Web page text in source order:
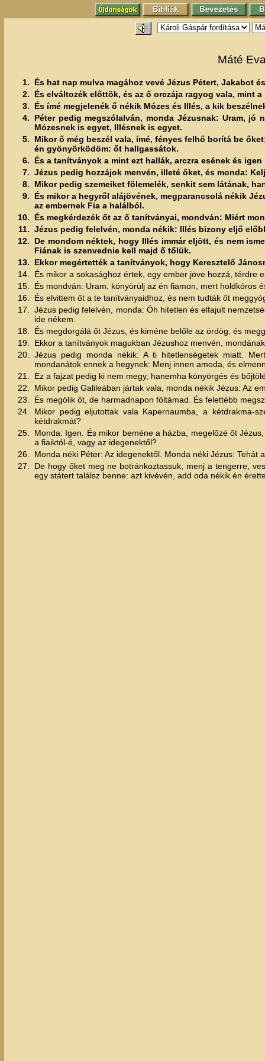
Máté
1.
És hat nap mulva magához vevé Jézus Pétert, Jakabot
2.
És elváltozék előttök, és az ő orczája ragyog vala, mint
3.
És ímé megjelenék ő nékik Mózes és Illés, a kik
4.
Péter pedig megszólalván, monda Jézusnak: Uram,
Mózesnek is egyet, Illésnek is egyet.
5.
Mikor ő még beszél vala, ímé, fényes felhő borítá be
én gyönyörködöm: őt hallgassátok.
6.
És a tanítványok a mint ezt hallák, arczra esének és igen
7. Jézus pedig hozzájok menvén, illeté őket, és monda:
8.
Mikor pedig szemeiket fölemelék, senkit sem látának,
9.
És mikor a hegyről alájövének, megparancsolá nékik
az embernek Fia a halálból.
10.
És megkérdezék őt az ő tanítványai, mondván: Miért
11. Jézus pedig felelvén, monda nékik: Illés bizony eljő
12.
De mondom néktek, hogy Illés immár eljött, és nem
Fiának is szenvednie kell majd ő tőlük.
13.
Ekkor megértették a tanítványok, hogy Keresztelő
14.
És mikor a sokasághoz értek, egy ember jöve hozzá, térdre
15.
És mondván: Uram, könyörülj az én fiamon, mert holdkóros
16.
És elvittem őt a te tanítványaidhoz, és nem tudták őt
17.
Jézus pedig felelvén, monda: Óh hitetlen és elfajult
ide nékem.
18.
És megdorgálá őt Jézus, és kiméne belőle az ördög; és
19.
Ekkor a tanítványok magukban Jézushoz menvén,
20.
Jézus pedig monda nékik: A ti hitetlenségetek miatt.
mondanátok ennek a hegynek: Menj innen amoda, és
21.
Ez a fajzat pedig ki nem megy, hanemha könyörgés és
22.
Mikor pedig Galileában jártak vala, monda nékik Jézus: Az
23.
És megölik őt, de harmadnapon föltámad. És felettébb
24.
Mikor pedig eljutottak vala Kapernaumba, a kétdrakma-
kétdrakmát?
25.
Monda: Igen. És mikor beméne a házba, megelőzé őt
a fiaiktól-é, vagy az idegenektől?
26.
Monda néki Péter: Az idegenektől. Monda néki Jézus: Tehát
27.
De hogy őket meg ne botránkoztassuk, menj a tengerre,
egy státert találsz benne: azt kivévén, add oda nékik én